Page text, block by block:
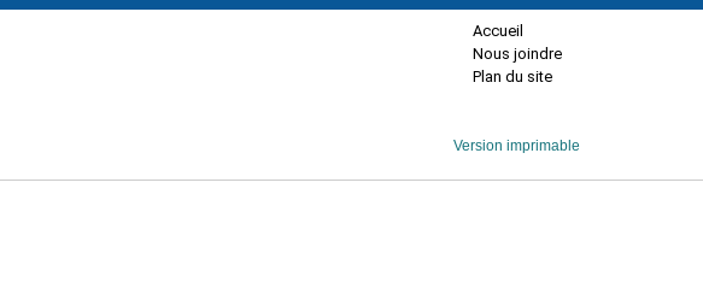
Accueil
Nous joindre
Plan du site
Version imprimable